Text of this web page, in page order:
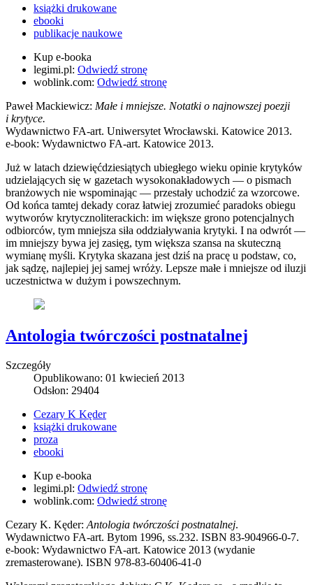
książki drukowane
ebooki
publikacje naukowe
Kup e-booka
legimi.pl: Odwiedź stronę
woblink.com: Odwiedź stronę
Paweł Mackiewicz: Małe i mniejsze. Notatki o najnowszej poezji
i krytyce.
Wydawnictwo FA-art. Uniwersytet Wrocławski. Katowice 2013.
e-book: Wydawnictwo FA-art. Katowice 2013.
Już w latach dziewięćdziesiątych ubiegłego wieku opinie krytyków
udzielających się w gazetach wysokonakładowych — o pismach
branżowych nie wspominając — przestały uchodzić za wzorcowe.
Od końca tamtej dekady coraz łatwiej zrozumieć paradoks obiegu
wytworów krytycznoliterackich: im większe grono potencjalnych
odbiorców, tym mniejsza siła oddziaływania krytyki. I na odwrót —
im mniejszy bywa jej zasięg, tym większa szansa na skuteczną
wymianę myśli. Krytyka skazana jest dziś na pracę u podstaw, co,
jak sądzę, najlepiej jej samej wróży. Lepsze małe i mniejsze od iluzji
uczestnictwa w dużym i powszechnym.
Antologia twórczości postnatalnej
Szczegóły
Opublikowano: 01 kwiecień 2013
Odsłon: 29404
Cezary K Kęder
książki drukowane
proza
ebooki
Kup e-booka
legimi.pl: Odwiedź stronę
woblink.com: Odwiedź stronę
Cezary K. Kęder: Antologia twórczości postnatalnej.
Wydawnictwo FA-art. Bytom 1996, ss.232. ISBN 83-904966-0-7.
e-book: Wydawnictwo FA-art. Katowice 2013 (wydanie
zremasterowane). ISBN 978-83-60406-41-0